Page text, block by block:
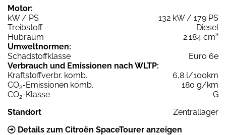
Motor:
kW / PS
132 kW / 179 PS
Treibstoff
Diesel
Hubraum
2.184 cm³
Umweltnormen:
Schadstoffklasse
Euro 6e
Verbrauch und Emissionen nach WLTP:
Kraftstoffverbr. komb.
6,8 l/100km
CO2-Emissionen komb.
180 g/km
CO2-Klasse
G
Standort
Zentrallager
Details zum Citroën SpaceTourer anzeigen